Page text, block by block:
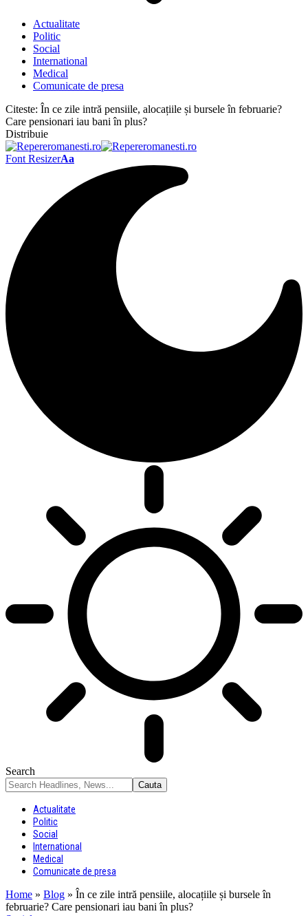
Actualitate
Politic
Social
International
Medical
Comunicate de presa
Citeste: În ce zile intră pensiile, alocațiile și bursele în februarie?
Care pensionari iau bani în plus?
Distribuie
Font ResizerAa
Search
Actualitate
Politic
Social
International
Medical
Comunicate de presa
Home » Blog » În ce zile intră pensiile, alocațiile și bursele în
februarie? Care pensionari iau bani în plus?